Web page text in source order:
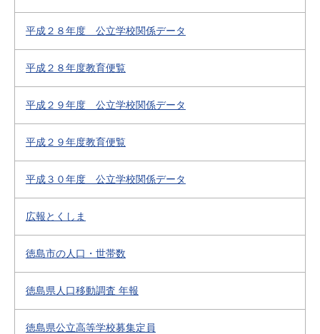
平成２８年度 公立学校関係データ
平成２８年度教育便覧
平成２９年度 公立学校関係データ
平成２９年度教育便覧
平成３０年度 公立学校関係データ
広報とくしま
徳島市の人口・世帯数
徳島県人口移動調査 年報
徳島県公立高等学校募集定員